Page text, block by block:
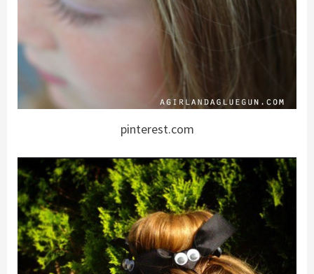
pinterest.com